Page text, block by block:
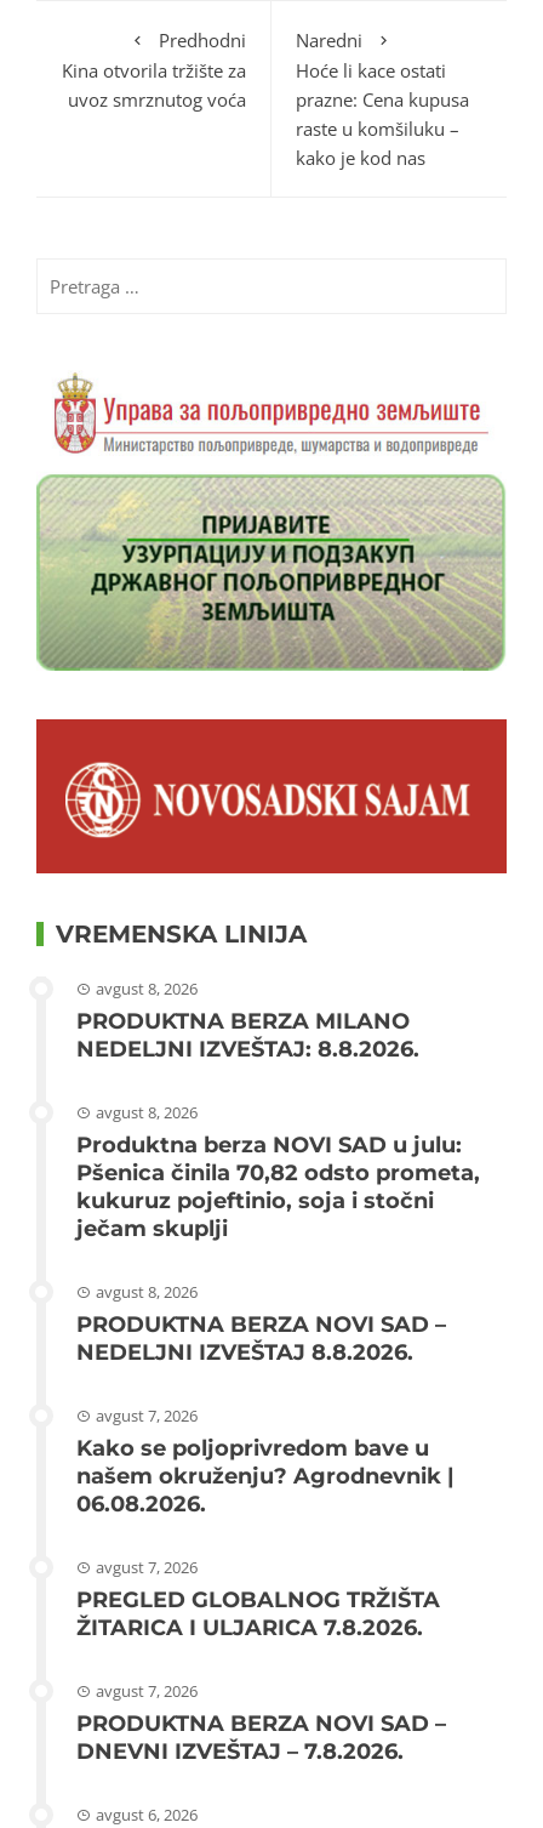
Predhodni
Kina otvorila tržište za
uvoz smrznutog voća
Naredni
Hoće li kace ostati
prazne: Cena kupusa
raste u komšiluku –
kako je kod nas
za:
VREMENSKA LINIJA
avgust 8, 2026
PRODUKTNA BERZA MILANO
NEDELJNI IZVEŠTAJ: 8.8.2026.
avgust 8, 2026
Produktna berza NOVI SAD u julu:
Pšenica činila 70,82 odsto prometa,
kukuruz pojeftinio, soja i stočni
ječam skuplji
avgust 8, 2026
PRODUKTNA BERZA NOVI SAD –
NEDELJNI IZVEŠTAJ 8.8.2026.
avgust 7, 2026
Kako se poljoprivredom bave u
našem okruženju? Agrodnevnik |
06.08.2026.
avgust 7, 2026
PREGLED GLOBALNOG TRŽIŠTA
ŽITARICA I ULJARICA 7.8.2026.
avgust 7, 2026
PRODUKTNA BERZA NOVI SAD –
DNEVNI IZVEŠTAJ – 7.8.2026.
avgust 6, 2026